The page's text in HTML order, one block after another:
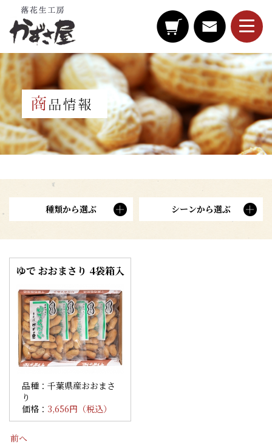
種類から選ぶ シーンから選ぶ
ゆで おおまさり 4袋箱入
品種：千葉県産おおまさ
り
価格： 3,656円（税込）
前へ